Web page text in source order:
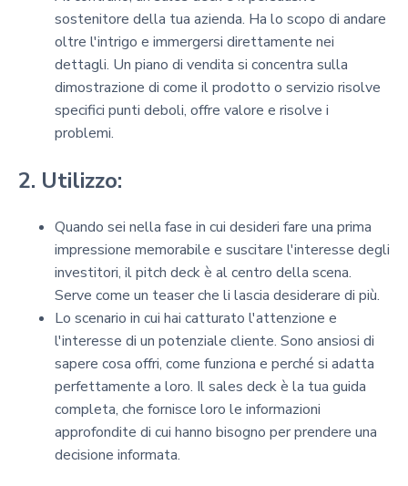
sostenitore della tua azienda. Ha lo scopo di andare
oltre l'intrigo e immergersi direttamente nei
dettagli. Un piano di vendita si concentra sulla
dimostrazione di come il prodotto o servizio risolve
specifici punti deboli, offre valore e risolve i
problemi.
2. Utilizzo:
Quando sei nella fase in cui desideri fare una prima
impressione memorabile e suscitare l'interesse degli
investitori, il pitch deck è al centro della scena.
Serve come un teaser che li lascia desiderare di più.
Lo scenario in cui hai catturato l'attenzione e
l'interesse di un potenziale cliente. Sono ansiosi di
sapere cosa offri, come funziona e perché si adatta
perfettamente a loro. Il sales deck è la tua guida
completa, che fornisce loro le informazioni
approfondite di cui hanno bisogno per prendere una
decisione informata.